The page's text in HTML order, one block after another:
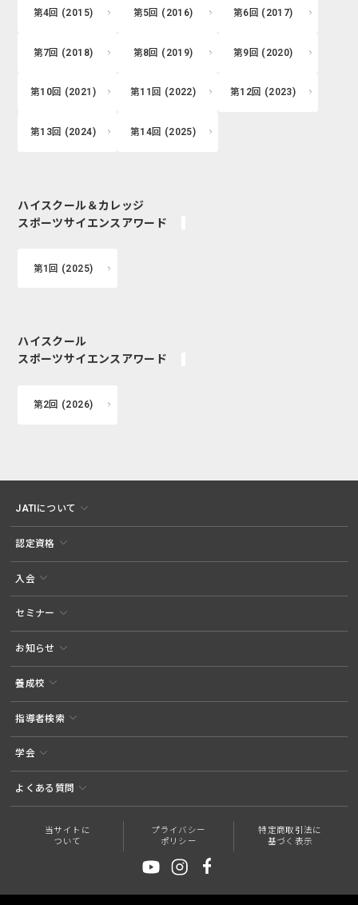
第4回 (2015) 第5回 (2016) 第6回 (2017)
第7回 (2018) 第8回 (2019) 第9回 (2020)
第10回 (2021) 第11回 (2022) 第12回 (2023)
第13回 (2024) 第14回 (2025)
ハイスクール＆カレッジ
スポーツサイエンスアワード
第1回 (2025)
ハイスクール
スポーツサイエンスアワード
第2回 (2026)
JATIについて
認定資格
入会
セミナー
お知らせ
養成校
指導者検索
学会
よくある質問
当サイトに
ついて
プライバシー
ポリシー
特定商取引法に
基づく表示